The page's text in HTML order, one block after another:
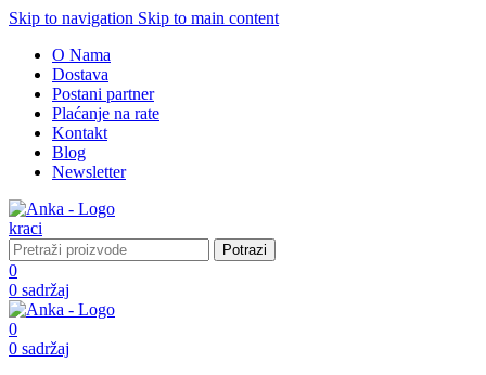
Skip to navigation Skip to main content
O Nama
Dostava
Postani partner
Plaćanje na rate
Kontakt
Blog
Newsletter
Potrazi
0
0 sadržaj
0
0 sadržaj